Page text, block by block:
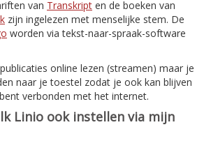
van Transkript en de boeken van
zijn ingelezen met menselijke stem. De
worden via tekst-naar-spraak-software
online lezen (streamen) maar je
naar je toestel zodat je ook kan blijven
verbonden met het internet.
Linio ook instellen via mijn